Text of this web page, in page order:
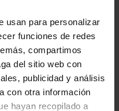
usan para personalizar
funciones de redes
compartimos
del sitio web con
publicidad y análisis
con otra información
hayan recopilado a
- GUADALAJARA
73,00 €